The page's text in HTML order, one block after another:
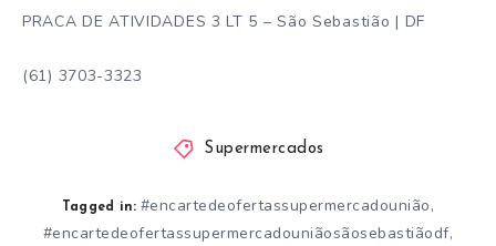
PRACA DE ATIVIDADES 3 LT 5 – São Sebastião | DF
(61) 3703-3323
Supermercados
Tagged in: #encartedeofertassupermercadounião,
#encartedeofertassupermercadouniãosãosebastiãodf,